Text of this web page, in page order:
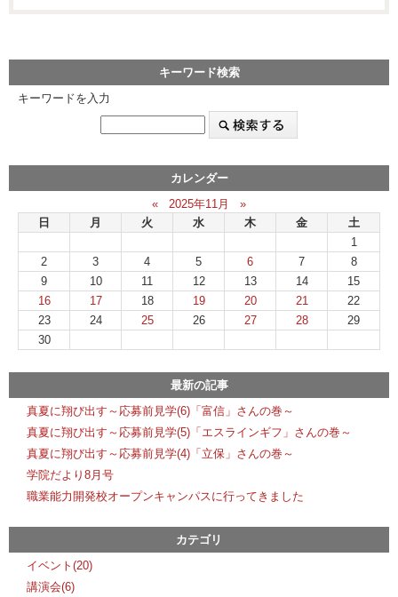
キーワード検索
キーワードを入力
カレンダー
«
2025年11月
»
日
月 火 水 木 金
土
1
2
3 4 5 6 7
8
9
10 11 12 13 14
15
16
17 18 19 20 21
22
23
24 25 26 27 28
29
30
最新の記事
真夏に翔び出す～応募前見学(6)「富信」さんの巻～
真夏に翔び出す～応募前見学(5)「エスラインギフ」さんの巻～
真夏に翔び出す～応募前見学(4)「立保」さんの巻～
学院だより8月号
職業能力開発校オープンキャンパスに行ってきました
カテゴリ
イベント(20)
講演会(6)